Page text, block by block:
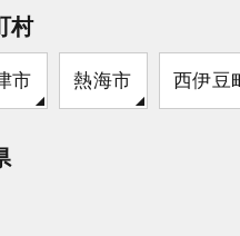
村
市 熱海市 西伊豆